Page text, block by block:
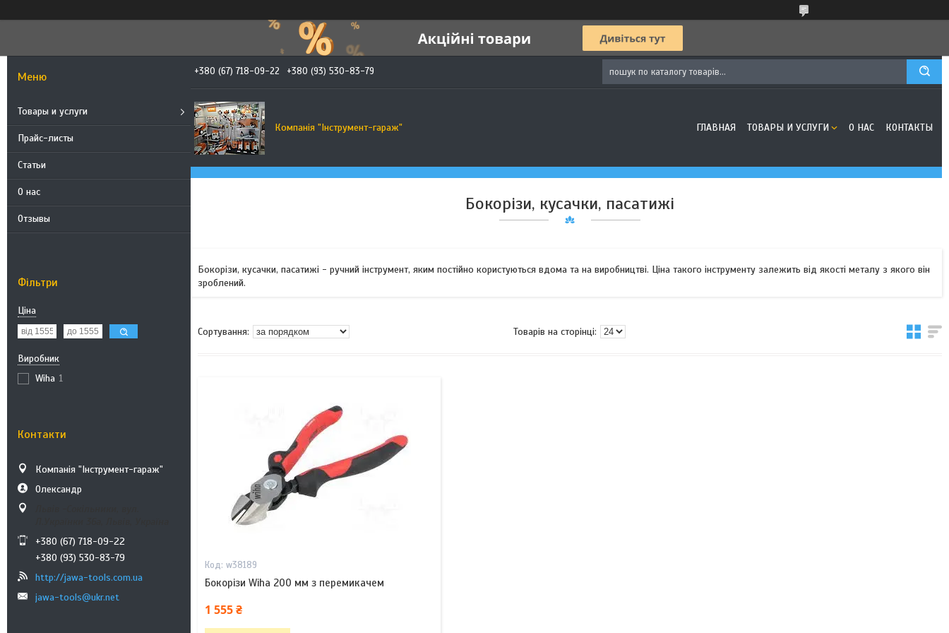
Товары и услуги
Прайс-листы
Статьи
О нас
Отзывы
Фільтри
Ціна
Виробник
Wiha 1
Контакти
Компанія "Інструмент-гараж"
Олександр
+380 (67) 718-09-22
+380 (93) 530-83-79
http://jawa-tools.com.ua
jawa-tools@ukr.net
+380 (67) 718-09-22 +380 (93) 530-83-79
Компанія "Інструмент-гараж" ГЛАВНАЯ ТОВАРЫ И УСЛУГИ О НАС КОНТАКТЫ
Бокорізи, кусачки, пасатижі
Бокорізи, кусачки, пасатижі - ручний інструмент, яким постійно користуються вдома та на виробництві. Ціна такого інструменту залежить від якості металу з якого він
зроблений.
w38189
Бокорізи Wiha 200 мм з перемикачем
1 555 ₴